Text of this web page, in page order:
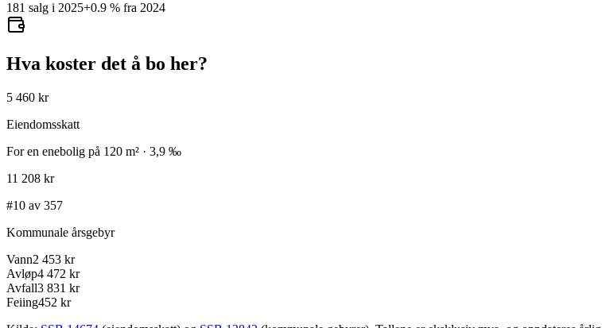
181 salg i 2025+0.9 % fra 2024
Hva koster det å bo her?
5 460 kr
Eiendomsskatt
For en enebolig på 120 m² · 3,9 ‰
11 208 kr
#10 av 357
Kommunale årsgebyr
Vann2 453 kr
Avløp4 472 kr
Avfall3 831 kr
Feiing452 kr